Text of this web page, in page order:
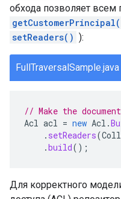
обхода позволяет
setReaders() ):
FullTraversalSample.java
// Make the
Acl acl = new Acl .
. setReaders(
.build();
Для корректного